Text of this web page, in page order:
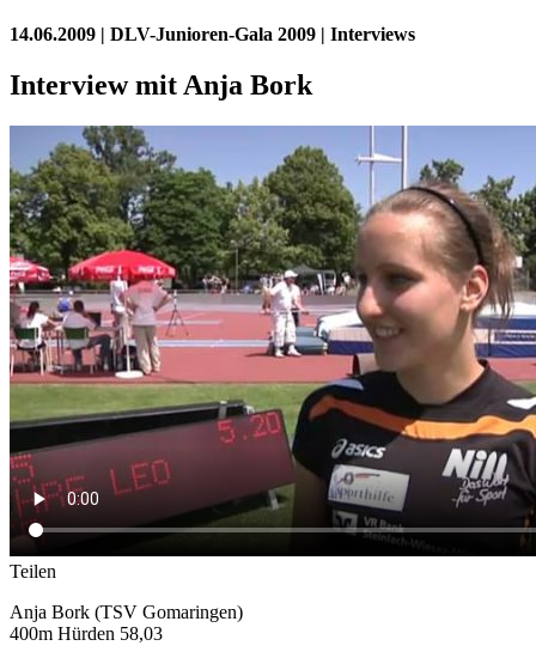
14.06.2009 | DLV-Junioren-Gala 2009 | Interviews
Interview mit Anja Bork
Teilen
Anja Bork (TSV Gomaringen)
400m Hürden 58,03